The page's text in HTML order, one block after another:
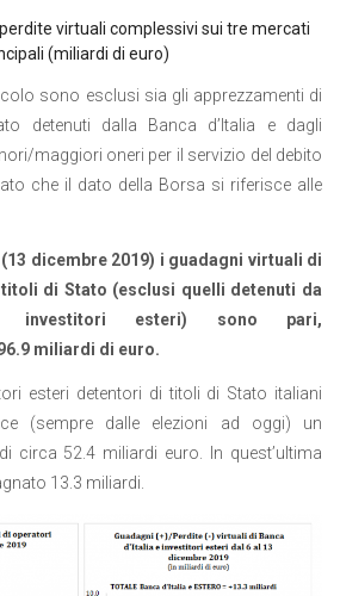
virtuali complessivi sui tre mercati
(miliardi di euro)
sono esclusi sia gli apprezzamenti di
detenuti dalla Banca d’Italia e dagli
maggiori oneri per il servizio del debito
che il dato della Borsa si riferisce alle
dicembre 2019) i guadagni virtuali di
di Stato (esclusi quelli detenuti da
investitori esteri) sono pari,
miliardi di euro.
esteri detentori di titoli di Stato italiani
(sempre dalle elezioni ad oggi) un
circa 52.4 miliardi euro. In quest’ultima
13.3 miliardi.